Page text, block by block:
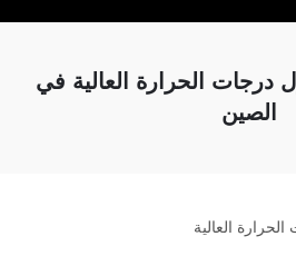
الحرارة العالية في
الصين
العالية